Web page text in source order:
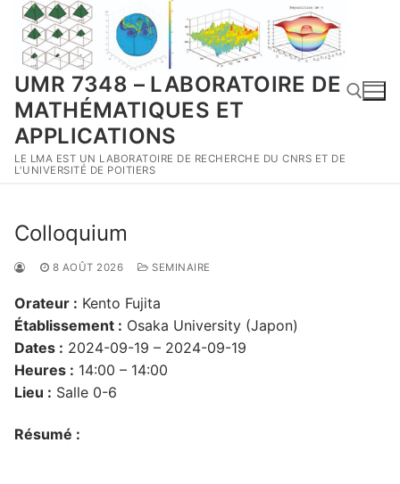
Aller
contenu
UMR 7348 – LABORATOIRE DE
MATHÉMATIQUES ET
APPLICATIONS
LE LMA EST UN LABORATOIRE DE RECHERCHE DU CNRS ET DE
L'UNIVERSITÉ DE POITIERS
Rechercher :
Colloquium
8 AOÛT 2026 SEMINAIRE
Orateur : Kento Fujita
Établissement : Osaka University (Japon)
Dates : 2024-09-19 – 2024-09-19
Heures : 14:00 – 14:00
Lieu : Salle 0-6
Résumé :